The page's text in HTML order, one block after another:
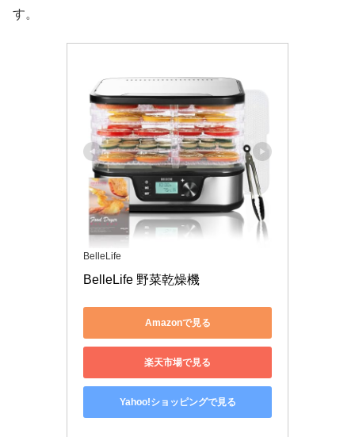
す。
BelleLife
BelleLife 野菜乾燥機
Amazonで見る
楽天市場で見る
Yahoo!ショッピングで見る